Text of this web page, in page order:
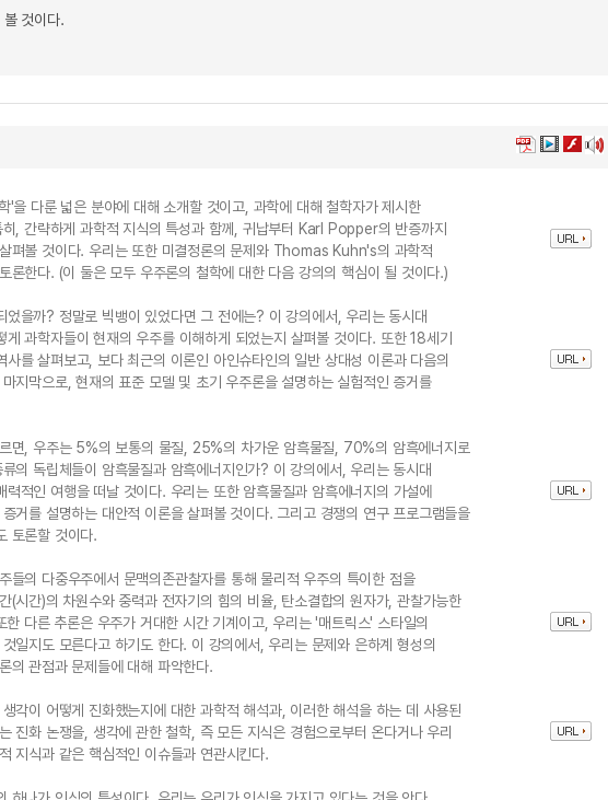
것이다.
'을 다룬 넓은 분야에 대해 소개할 것이고, 과학에 대해 철학자가 제시한
, 간략하게 과학적 지식의 특성과 함께, 귀납부터 Karl Popper의 반증까지
펴볼 것이다. 우리는 또한 미결정론의 문제와 Thomas Kuhn's의 과학적
론한다. (이 둘은 모두 우주론의 철학에 대한 다음 강의의 핵심이 될 것이다.)
었을까? 정말로 빅뱅이 있었다면 그 전에는? 이 강의에서, 우리는 동시대
게 과학자들이 현재의 우주를 이해하게 되었는지 살펴볼 것이다. 또한 18세기
사를 살펴보고, 보다 최근의 이론인 아인슈타인의 일반 상대성 이론과 다음의
지막으로, 현재의 표준 모델 및 초기 우주론을 설명하는 실험적인 증거를
면, 우주는 5%의 보통의 물질, 25%의 차가운 암흑물질, 70%의 암흑에너지로
의 독립체들이 암흑물질과 암흑에너지인가? 이 강의에서, 우리는 동시대
력적인 여행을 떠날 것이다. 우리는 또한 암흑물질과 암흑에너지의 가설에
거를 설명하는 대안적 이론을 살펴볼 것이다. 그리고 경쟁의 연구 프로그램들을
토론할 것이다.
들의 다중우주에서 문맥의존관찰자를 통해 물리적 우주의 특이한 점을
(시간)의 차원수와 중력과 전자기의 힘의 비율, 탄소결합의 원자가, 관찰가능한
다른 추론은 우주가 거대한 시간 기계이고, 우리는 '매트릭스' 스타일의
일지도 모른다고 하기도 한다. 이 강의에서, 우리는 문제와 은하계 형성의
의 관점과 문제들에 대해 파악한다.
각이 어떻게 진화했는지에 대한 과학적 해석과, 이러한 해석을 하는 데 사용된
진화 논쟁을, 생각에 관한 철학, 즉 모든 지식은 경험으로부터 온다거나 우리
지식과 같은 핵심적인 이슈들과 연관시킨다.